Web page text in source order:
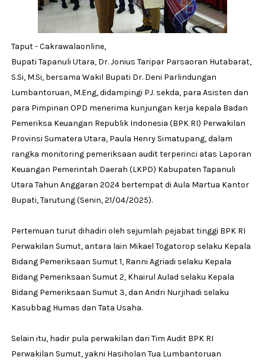
Taput - Cakrawalaonline,
Bupati Tapanuli Utara, Dr. Jonius Taripar Parsaoran Hutabarat,
S.Si, M.Si, bersama Wakil Bupati Dr. Deni Parlindungan
Lumbantoruan, M.Eng, didampingi PJ. sekda, para Asisten dan
para Pimpinan OPD menerima kunjungan kerja kepala Badan
Pemeriksa Keuangan Republik Indonesia (BPK RI) Perwakilan
Provinsi Sumatera Utara, Paula Henry Simatupang, dalam
rangka monitoring pemeriksaan audit terperinci atas Laporan
Keuangan Pemerintah Daerah (LKPD) Kabupaten Tapanuli
Utara Tahun Anggaran 2024 bertempat di Aula Martua Kantor
Bupati, Tarutung (Senin, 21/04/2025).
Pertemuan turut dihadiri oleh sejumlah pejabat tinggi BPK RI
Perwakilan Sumut, antara lain Mikael Togatorop selaku Kepala
Bidang Pemeriksaan Sumut 1, Ranni Agriadi selaku Kepala
Bidang Pemeriksaan Sumut 2, Khairul Aulad selaku Kepala
Bidang Pemeriksaan Sumut 3, dan Andri Nurjihadi selaku
Kasubbag Humas dan Tata Usaha.
Selain itu, hadir pula perwakilan dari Tim Audit BPK RI
Perwakilan Sumut, yakni Hasiholan Tua Lumbantoruan